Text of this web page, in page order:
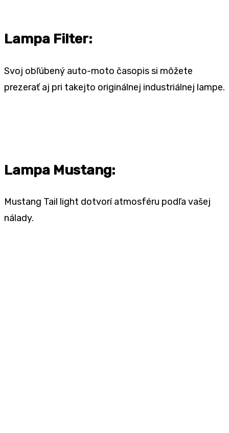
Lampa Filter:
Svoj obľúbený auto-moto časopis si môžete
prezerať aj pri takejto originálnej industriálnej lampe.
Lampa Mustang:
Mustang Tail light dotvorí atmosféru podľa vašej
nálady.